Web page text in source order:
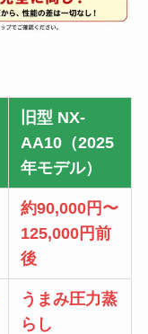
旧型 NX-
AA10（2025
年モデル）
約90,000円〜
125,000円前
後
うまみ圧力蒸
らし